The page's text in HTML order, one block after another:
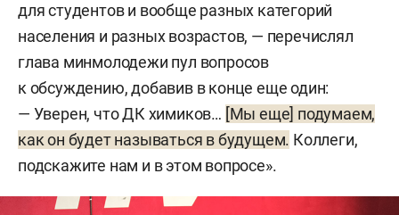
для студентов и вообще разных категорий
населения и разных возрастов, — перечислял
глава минмолодежи пул вопросов
к обсуждению, добавив в конце еще один:
— Уверен, что ДК химиков… [Мы еще] подумаем,
как он будет называться в будущем. Коллеги,
подскажите нам и в этом вопросе».